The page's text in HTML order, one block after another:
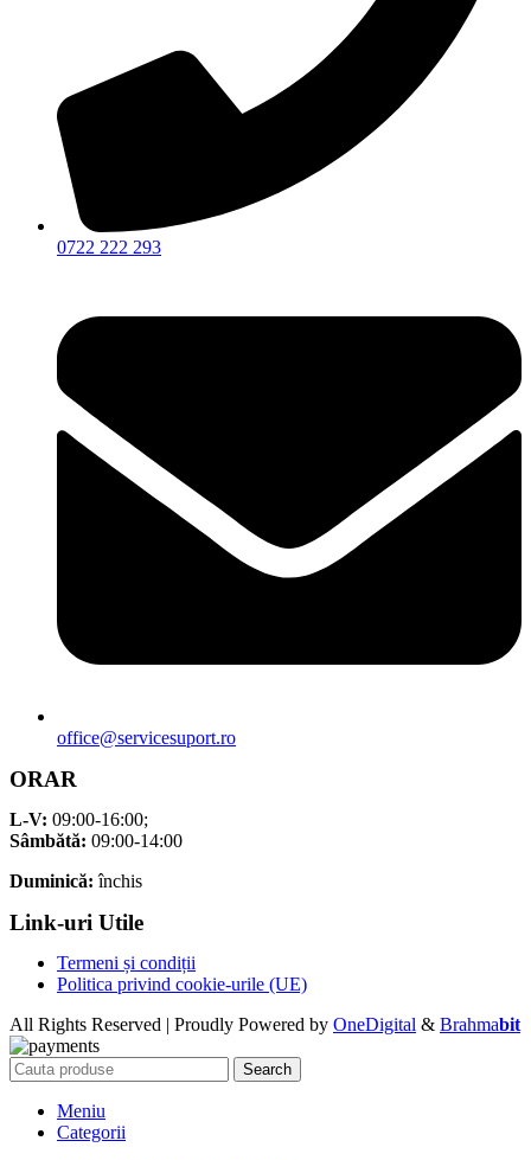
0722 222 293
office@servicesuport.ro
ORAR
L-V: 09:00-16:00;
Sâmbătă: 09:00-14:00
Duminică: închis
Link-uri Utile
Termeni și condiții
Politica privind cookie-urile (UE)
All Rights Reserved | Proudly Powered by OneDigital & Brahmabit
Search
Meniu
Categorii